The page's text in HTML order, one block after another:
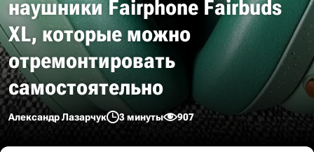
наушники Fairphone Fairbuds
XL, которые можно
отремонтировать
самостоятельно
Александр Лазарчук 3 минуты 907